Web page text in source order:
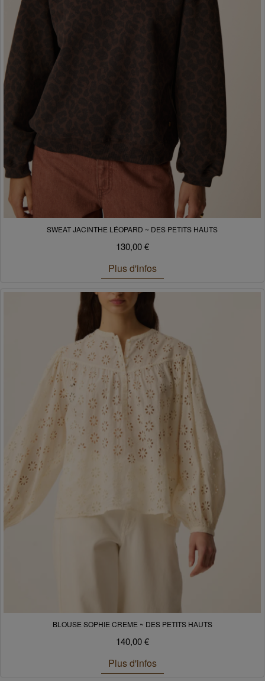
SWEAT JACINTHE LÉOPARD ~ DES PETITS HAUTS
130,00 €
Plus d'infos
BLOUSE SOPHIE CREME ~ DES PETITS HAUTS
140,00 €
Plus d'infos